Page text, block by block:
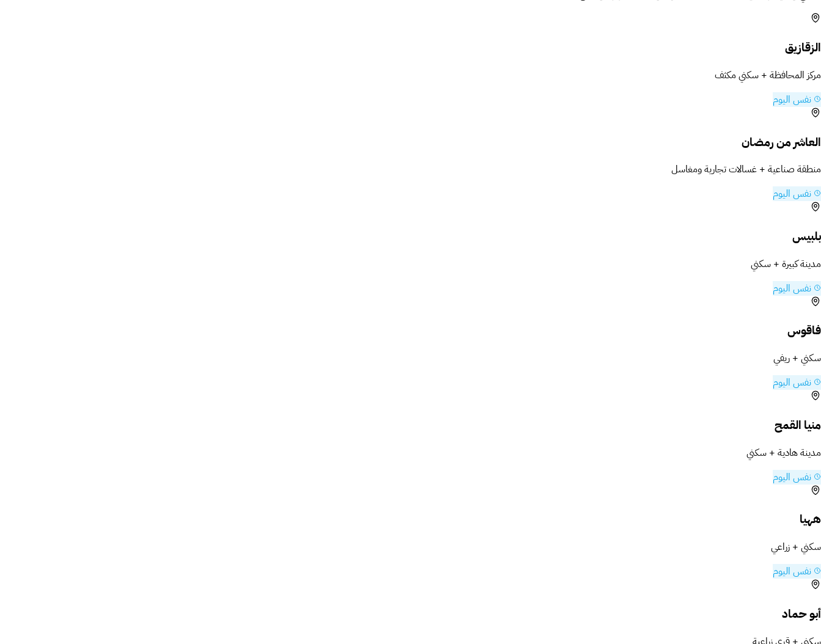
الزقازيق
مركز المحافظة + سكني مكثف
نفس اليوم
العاشر من رمضان
منطقة صناعية + غسالات تجارية ومغاسل
نفس اليوم
بلبيس
مدينة كبيرة + سكني
نفس اليوم
فاقوس
سكني + ريفي
نفس اليوم
منيا القمح
مدينة هادية + سكني
نفس اليوم
ههيا
سكني + زراعي
نفس اليوم
أبو حماد